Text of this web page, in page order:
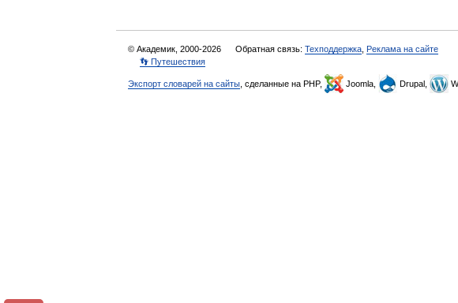
© Академик, 2000-2026 Обратная связь: Техподдержка Реклама на сайте
👣 Путешествия
Экспорт словарей на сайты , сделанные на PHP, Joomla, Drupal,